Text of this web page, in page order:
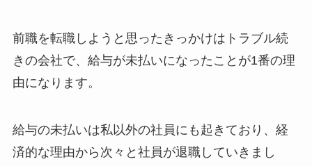
前職を転職しようと思ったきっかけはトラブル続
きの会社で、給与が未払いになったことが1番の理
由になります。
給与の未払いは私以外の社員にも起きており、経
済的な理由から次々と社員が退職していきまし